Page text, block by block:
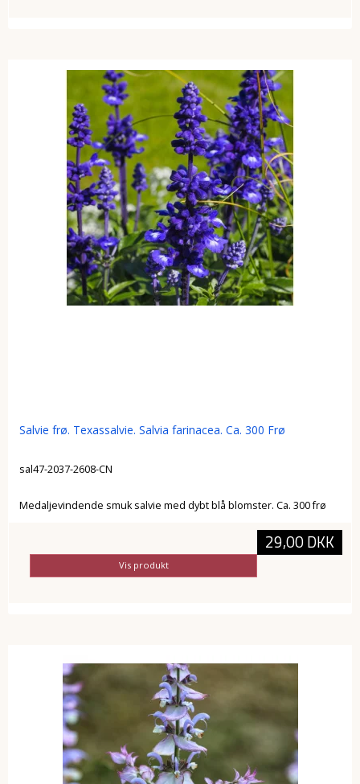
Salvie frø. Texassalvie. Salvia farinacea. Ca. 300 Frø
sal47-2037-2608-CN
Medaljevindende smuk salvie med dybt blå blomster. Ca. 300 frø
29,00 DKK
Vis produkt